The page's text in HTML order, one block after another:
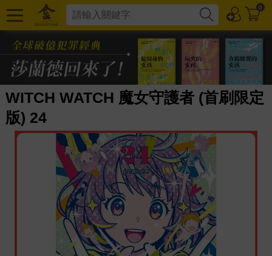
0
WITCH WATCH 魔女守護者 (首刷限定
版) 24